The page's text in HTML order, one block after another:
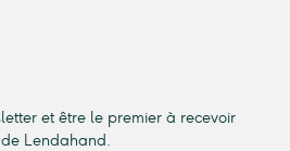
et être le premier à recevoir
Lendahand.